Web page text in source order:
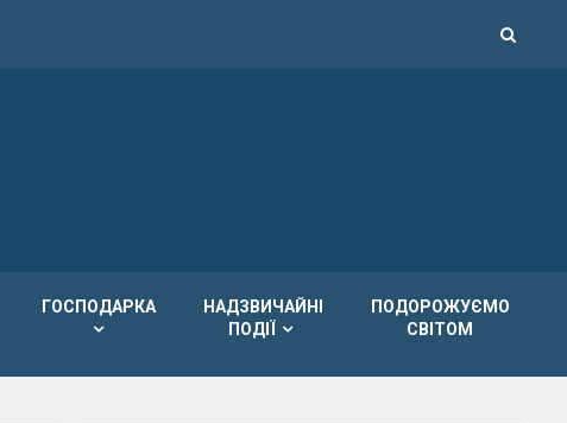
ГОСПОДАРКА
НАДЗВИЧАЙНІ
ПОДІЇ
ПОДОРОЖУЄМО
СВІТОМ